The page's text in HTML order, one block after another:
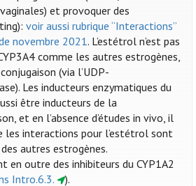
et provoquer des
voir aussi rubrique “Interactions”
novembre 2021. L’estétrol n’est pas
comme les autres estrogènes,
(via l’UDP-
Les inducteurs enzymatiques du
être inducteurs de la
et en l’absence d’études in vivo, il
les interactions pour l’estétrol sont
autres estrogènes.
en outre des inhibiteurs du CYP1A2
Intro.6.3.
).